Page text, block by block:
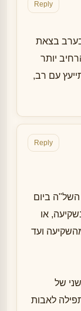
Reply
בצאת
יותר
עם רב,
Reply
השל"ה ביום
או
ועד
של
לאבות